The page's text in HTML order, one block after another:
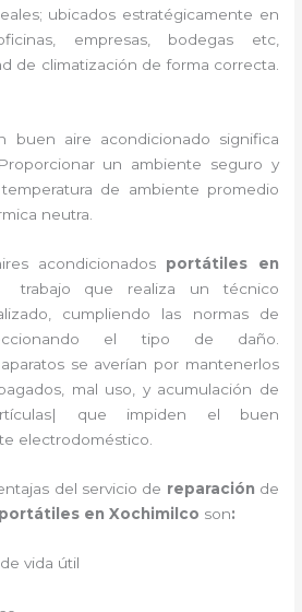
ubicados estratégicamente en
empresas, bodegas etc,
de climatización de forma correcta.
buen aire acondicionado significa
un ambiente seguro y
de ambiente promedio
neutra.
acondicionados portátiles en
trabajo que realiza un técnico
cumpliendo las normas de
el tipo de daño.
se averían por mantenerlos
mal uso, y acumulación de
que impiden el buen
electrodoméstico.
del servicio de reparación de
portátiles en Xochimilco son:
vida útil